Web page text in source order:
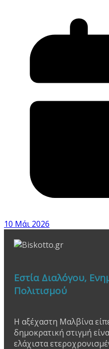
10 Μάι 2026
Εστία Διαλόγου,
Πολιτισμού
Η αξέχαστη Μαλβίνα
δημοκρατική στιγμή
ελάχιστα